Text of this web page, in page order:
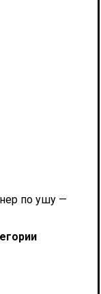
по ушу —